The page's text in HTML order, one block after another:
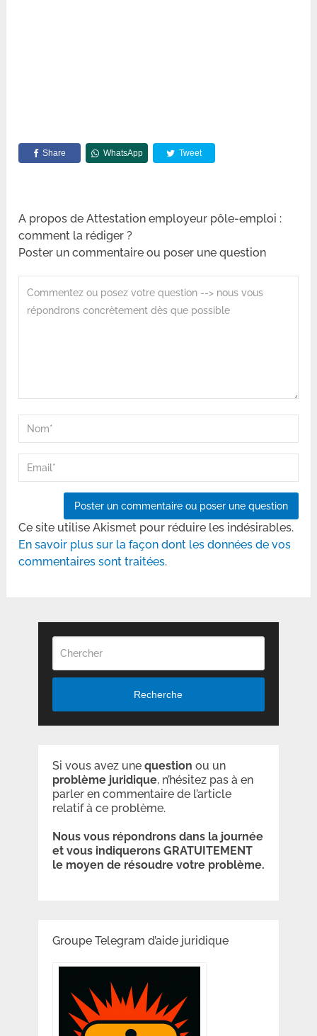
Share WhatsApp Tweet
A propos de Attestation employeur pôle-emploi :
comment la rédiger ?
Poster un commentaire ou poser une question
Ce site utilise Akismet pour réduire les indésirables.
En savoir plus sur la façon dont les données de vos
commentaires sont traitées.
Recherche
Si vous avez une question ou un
problème juridique, n’hésitez pas à en
parler en commentaire de l’article
relatif à ce problème.
Nous vous répondrons dans la journée
et vous indiquerons GRATUITEMENT
le moyen de résoudre votre problème.
Groupe Telegram d’aide juridique